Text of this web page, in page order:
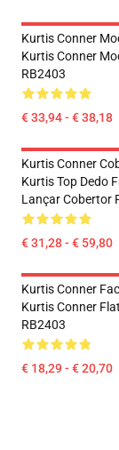
Kurtis Conner
Kurtis Conner
RB2403
€ 33,94 - € 38,18
Kurtis Conner
Kurtis Top Dedo
Lançar Cobertor
€ 31,28 - € 59,80
Kurtis Conner
Kurtis Conner
RB2403
€ 18,29 - € 20,70